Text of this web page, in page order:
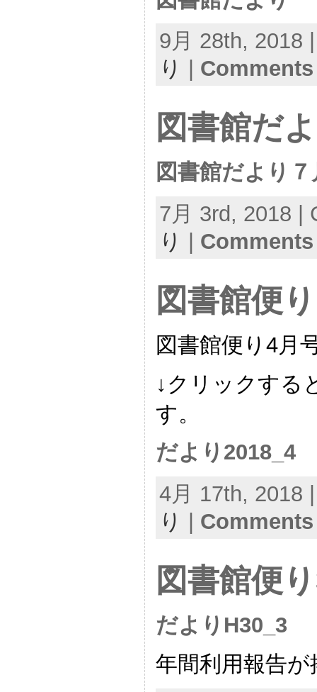
9月 28th, 2018
り
図書館だ
図書館だより
7月 3rd, 2018 |
り
図書館便り
図書館便り4月
↓クリックする
す。
だより2018_4
4月 17th, 2018
り
図書館便
だよりH30_3
年間利用報告